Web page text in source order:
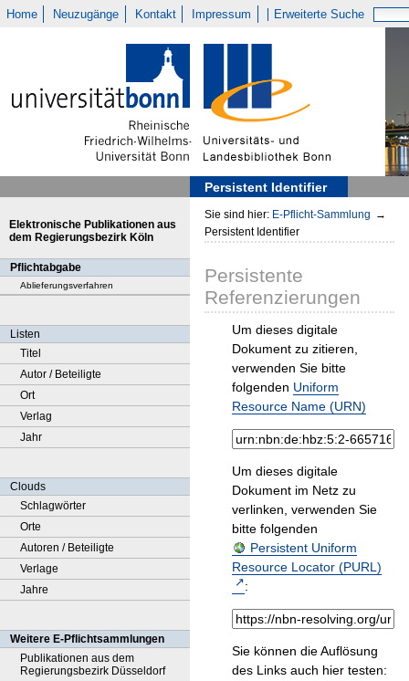
Home Neuzugänge Kontakt Impressum Erweiterte Suche
Persistent Identifier
Elektronische Publikationen aus
dem Regierungsbezirk Köln
Pflichtabgabe
Ablieferungsverfahren
Listen
Titel
Autor / Beteiligte
Ort
Verlag
Jahr
Clouds
Schlagwörter
Orte
Autoren / Beteiligte
Verlage
Jahre
Weitere E-Pflichtsammlungen
Publikationen aus dem
Regierungsbezirk Düsseldorf
Sie sind hier: E-Pflicht-Sammlung →
Persistent Identifier
Persistente
Referenzierungen
Um dieses digitale
Dokument zu zitieren,
verwenden Sie bitte
folgenden Uniform
Resource Name (URN)
Um dieses digitale
Dokument im Netz zu
verlinken, verwenden Sie
bitte folgenden
Persistent Uniform
Resource Locator (PURL)
:
Sie können die Auflösung
des Links auch hier testen: